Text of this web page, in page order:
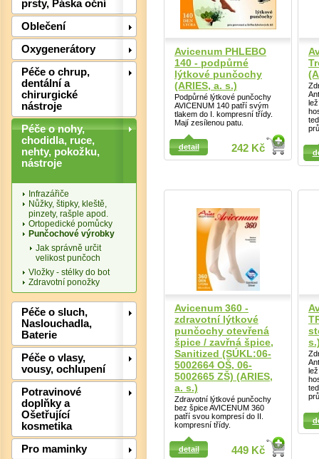
prsty, Páska oční
Oblečení
Oxygenerátory
Péče o chrup,
dentální a
chirurgické
nástroje
Péče o nohy,
chodidla, ruce,
nehty, pokožku,
nástroje
Infrazářiče
Nůžky, štipky, kleště,
pinzety, rašple apod.
Ortopedické pomůcky
Punčochové výrobky
Jak správně určit
velikost punčoch
Vložky - stélky do bot
Zdravotní ponožky
Péče o sluch,
Naslouchadla,
Baterie
Péče o vlasy,
vousy, ochlupení
Potravinové
doplňky a
Ošetřující
kosmetika
Pro maminky
Avicenum PHLEBO
140 - podpůrné
lýtkové punčochy
(ARIES, a. s.)
Podpůrné lýtkové punčochy
AVICENUM 140 patří svým
tlakem do I. kompresní třídy.
Mají zesílenou patu.
242 Kč
detail
Detail
Detail
Avicenum 360 -
zdravotní lýtkové
punčochy otevřená
špice / zavřná špice,
Sanitized (SÚKL:06-
5002664 OŠ, 06-
5002665 ZŠ) (ARIES,
a. s.)
Zdravotní lýtkové punčochy
bez špice AVICENUM 360
patří svou kompresí do II.
kompresní třídy.
449 Kč
detail
Detail
Detail